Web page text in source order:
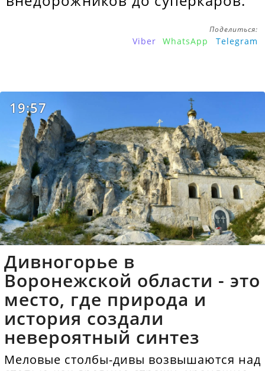
Поделиться:
Viber WhatsApp Telegram
19:57
Дивногорье в
Воронежской области - это
место, где природа и
история создали
невероятный синтез
Меловые столбы-дивы возвышаются над